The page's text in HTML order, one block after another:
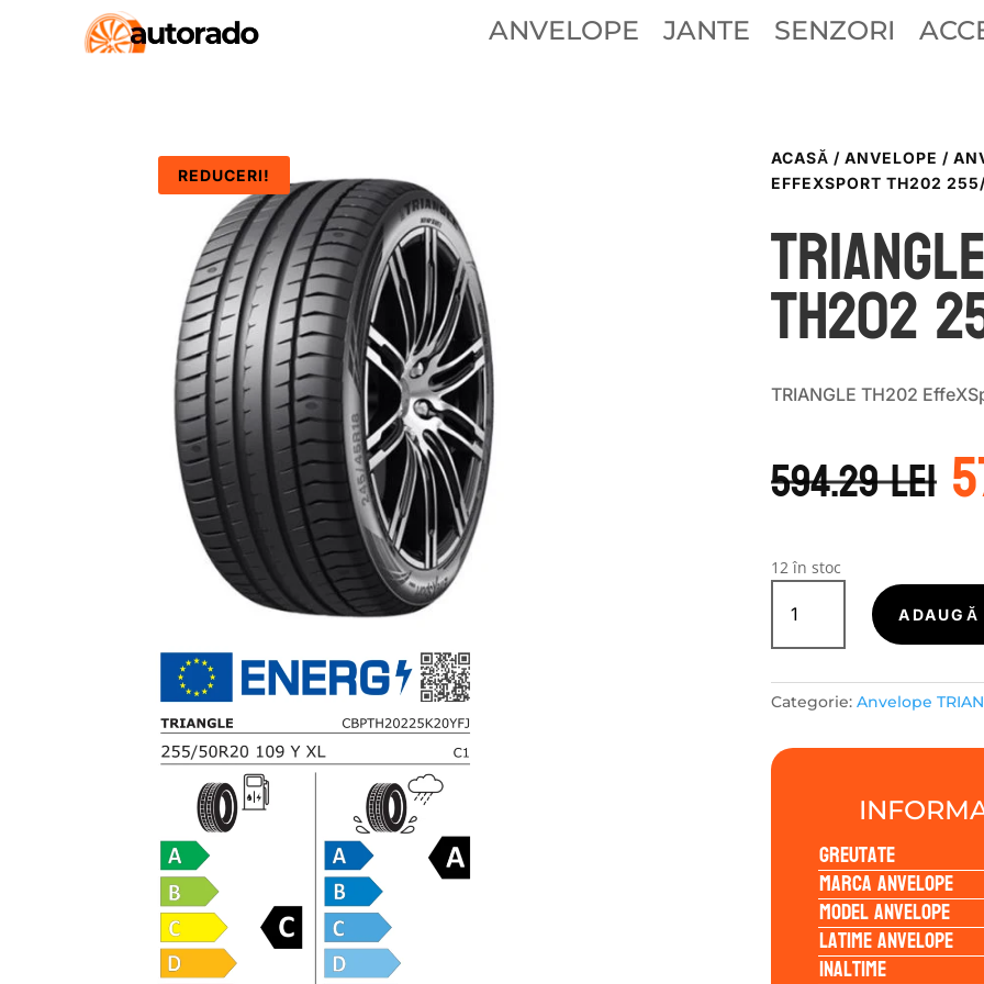
ANVELOPE JANTE SENZORI
REDUCERI!
ACASĂ / ANVELOPE /
EFFEXSPORT TH202
TH202
TRIANGLE TH202
594.29lei a
12 în stoc
Cantitate
TRIANGLE
EFFEXSPORT
255/50R20
109Y
ADAUGĂ
Categorie: Anvelope
Greutate
Marca anvelope
Model anvelope
Latime anvelope
Inaltime